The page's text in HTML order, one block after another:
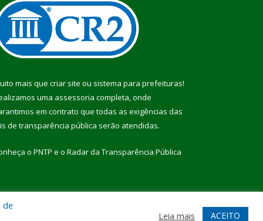
mais que criar site ou sistema para prefeituras!
uma assessoria completa, onde
em contrato que todas as exigências das
de transparência pública serão atendidas.
o PNTP e o Radar da Transparência Pública
Acessar Webmail
de
Leia mais ACEITO